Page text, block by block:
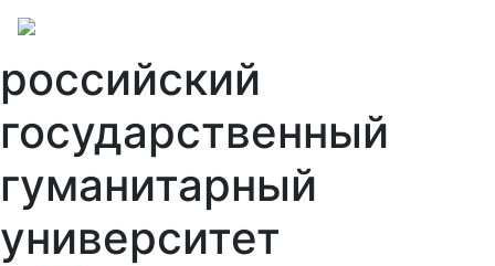
российский
государственный
гуманитарный
университет